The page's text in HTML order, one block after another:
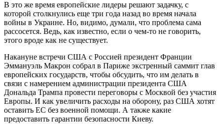
В это же время европейские лидеры решают задачку, с
которой столкнулись еще три года назад во время начала
войны в Украине. Но, видимо, думали, что проблема сама
рассосется. Ведь, как известно, если о чем-то не говорить,
этого вроде как не существует.
Накануне встречи США с Россией президент Франции
Эммануэль Макрон собрал в Париже экстренный саммит глав
европейских государств, чтобы обсудить, что им делать в
связи с намерением администрации президента США
Дональда Трампа провести переговоры с Москвой без участия
Европы. И как увеличить расходы на оборону, раз США хотят
оставить ЕС без военной помощи. А также какие
предоставить гарантии безопасности Киеву.